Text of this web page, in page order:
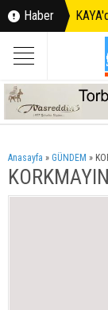
Haber
Anasayfa » GÜNDEM »